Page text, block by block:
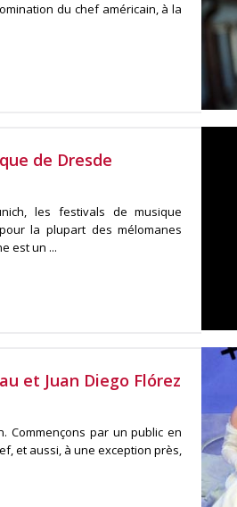
du chef américain, à la
de Dresde
les festivals de musique
la plupart des mélomanes
est un ...
et Juan Diego Flórez
Commençons par un public en
et aussi, à une exception près,